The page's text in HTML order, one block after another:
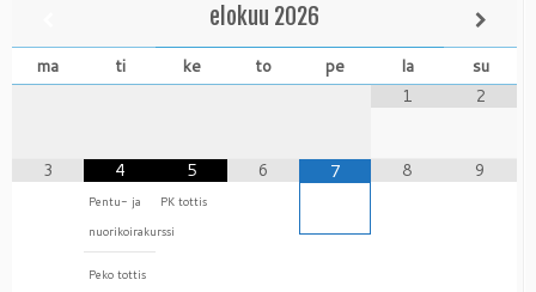
elokuu 2026
ma ti ke to pe la
su
1
2
3 4
Pentu- ja
nuorikoirakurssi
Peko tottis
5
PK tottis
6 7 8 9